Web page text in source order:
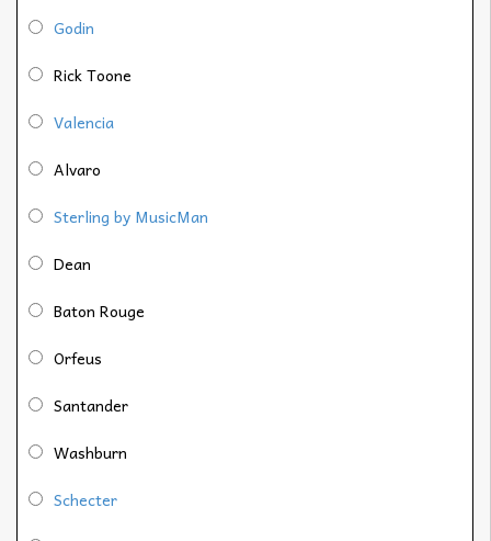
Godin
Rick Toone
Valencia
Alvaro
Sterling by MusicMan
Dean
Baton Rouge
Orfeus
Santander
Washburn
Schecter